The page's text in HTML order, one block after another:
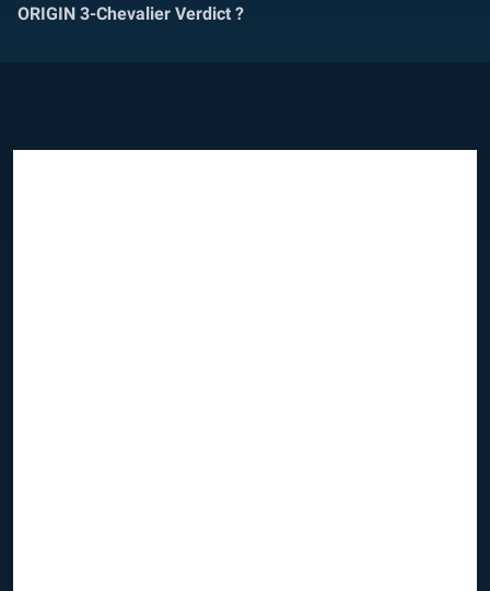
ORIGIN 3-Chevalier Verdict ?